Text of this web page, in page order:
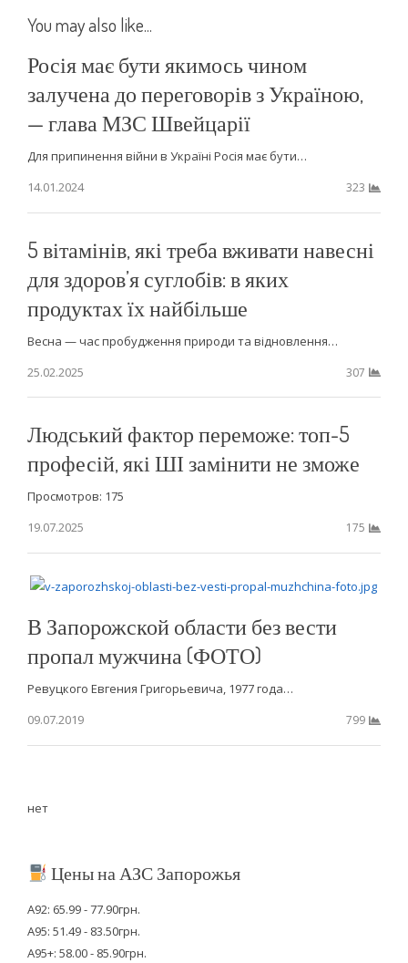
You may also like...
Росія має бути якимось чином
залучена до переговорів з Україною,
— глава МЗС Швейцарії
Для припинення війни в Україні Росія має бути…
14.01.2024
323
5 вітамінів, які треба вживати навесні
для здоров’я суглобів: в яких
продуктах їх найбільше
Весна — час пробудження природи та відновлення…
25.02.2025
307
Людський фактор переможе: топ-5
професій, які ШІ замінити не зможе
Просмотров: 175
19.07.2025
175
В Запорожской области без вести
пропал мужчина (ФОТО)
Ревуцкого Евгения Григорьевича, 1977 года…
09.07.2019
799
нет
Цены на АЗС Запорожья
А92: 65.99 - 77.90грн.
А95: 51.49 - 83.50грн.
А95+: 58.00 - 85.90грн.